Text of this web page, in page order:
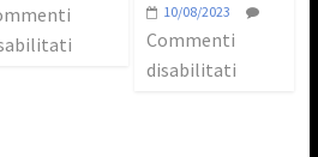
10/08/2023
Commenti
disabilitati